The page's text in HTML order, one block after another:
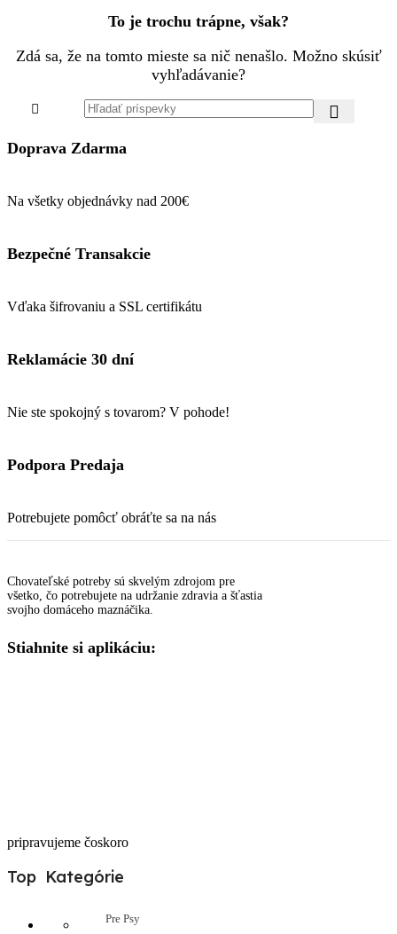
To je trochu trápne, však?
Zdá sa, že na tomto mieste sa nič nenašlo. Možno skúsiť
vyhľadávanie?
Doprava Zdarma
Na všetky objednávky nad 200€
Bezpečné Transakcie
Vďaka šifrovaniu a SSL certifikátu
Reklamácie 30 dní
Nie ste spokojný s tovarom? V pohode!
Podpora Predaja
Potrebujete pomôcť obráťte sa na nás
Chovateľské potreby sú skvelým zdrojom pre
všetko, čo potrebujete na udržanie zdravia a šťastia
svojho domáceho maznáčika.
Stiahnite si aplikáciu:
pripravujeme čoskoro
Top Kategórie
Pre Psy